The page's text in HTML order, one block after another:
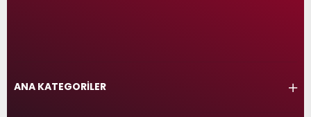
ANA KATEGORİLER